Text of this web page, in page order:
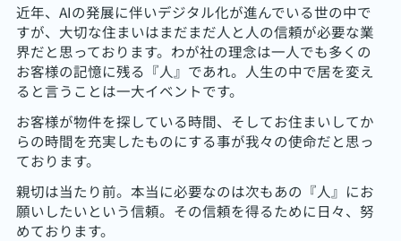
近年、AIの発展に伴いデジタル化が進んでいる世の中で
すが、大切な住まいはまだまだ人と人の信頼が必要な業
界だと思っております。わが社の理念は一人でも多くの
お客様の記憶に残る『人』であれ。人生の中で居を変え
ると言うことは一大イベントです。
お客様が物件を探している時間、そしてお住まいしてか
らの時間を充実したものにする事が我々の使命だと思っ
ております。
親切は当たり前。本当に必要なのは次もあの『人』にお
願いしたいという信頼。その信頼を得るために日々、努
めております。